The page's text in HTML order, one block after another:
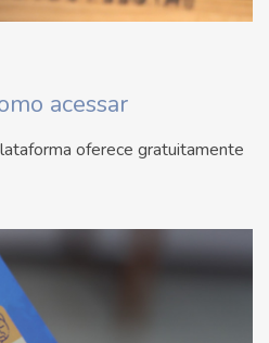
acessar
oferece gratuitamente